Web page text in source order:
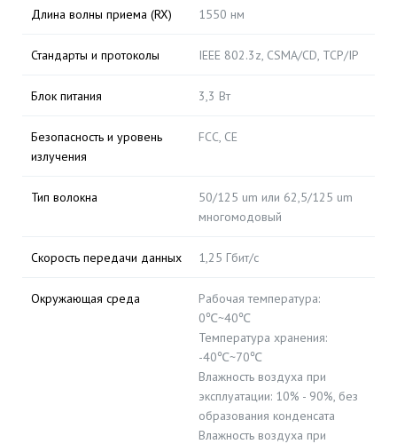
Длина волны приема (RX) 1550 нм
Стандарты и протоколы IEEE 802.3z, CSMA/CD, TCP/IP
Блок питания 3,3 Вт
Безопасность и уровень
излучения
FCC, CE
Тип волокна
50/125 um или 62,5/125 um
многомодовый
Скорость передачи данных 1,25 Гбит/с
Окружающая среда
Рабочая температура:
0℃~40℃
Температура хранения:
-40℃~70℃
Влажность воздуха при
эксплуатации: 10% - 90%, без
образования конденсата
Влажность воздуха при